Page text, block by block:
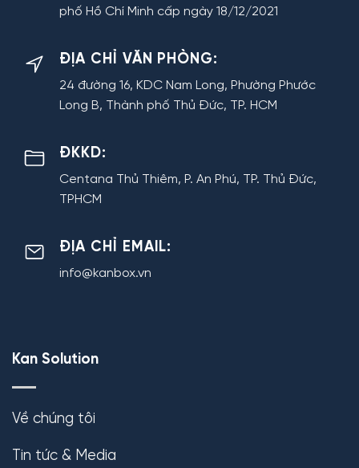
phố Hồ Chí Minh cấp ngày 18/12/2021
ĐỊA CHỈ VĂN PHÒNG:
24 đường 16, KDC Nam Long, Phường Phước
Long B, Thành phố Thủ Đức, TP. HCM
ĐKKD:
Centana Thủ Thiêm, P. An Phú, TP. Thủ Đức,
TPHCM
ĐỊA CHỈ EMAIL:
info@kanbox.vn
Kan Solution
Về chúng tôi
Tin tức & Media